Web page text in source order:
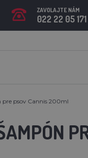
ZAVOLAJTE NÁM
022 22 05
psov Cannis 200ml